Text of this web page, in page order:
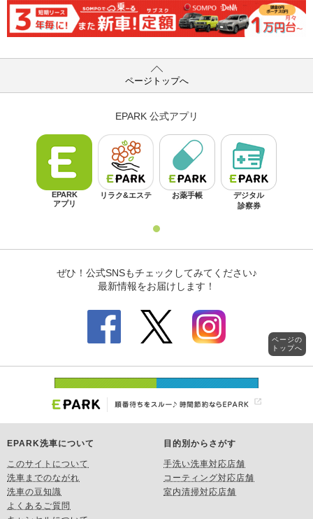
ページトップへ
EPARK洗車について
このサイトについて
洗車までのながれ
洗車の豆知識
よくあるご質問
目的別からさがす
手洗い洗車対応店舗
コーティング対応店舗
室内清掃対応店舗
ページの
トップへ